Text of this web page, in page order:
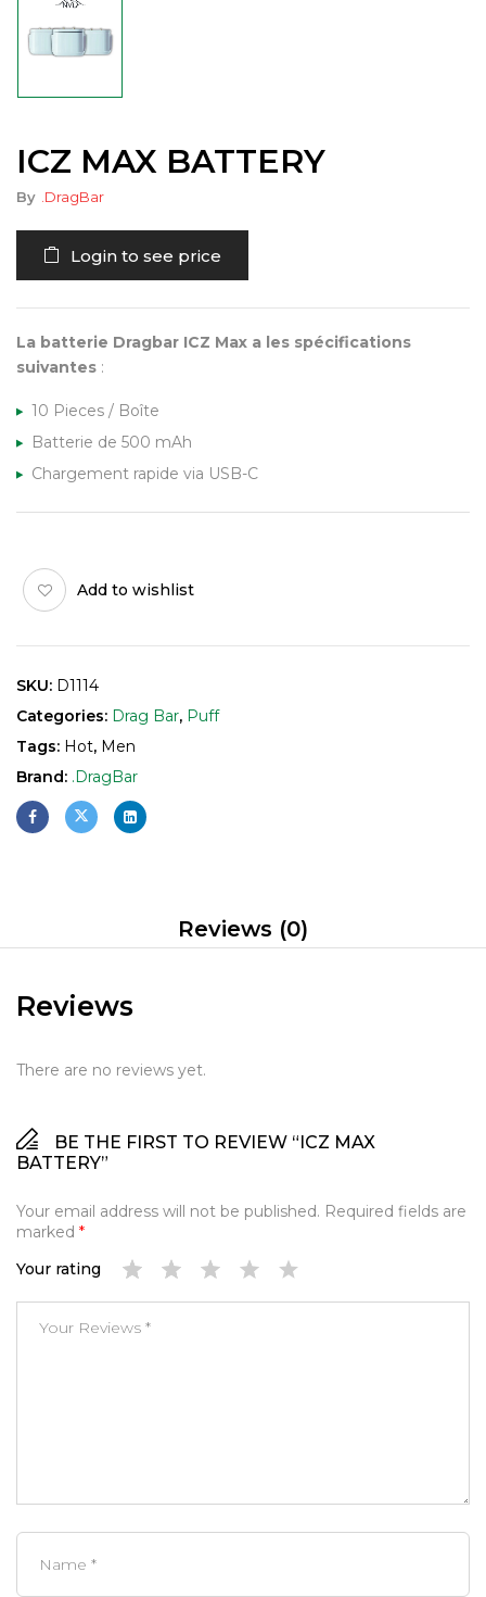
ICZ MAX BATTERY
By .DragBar
Login to see price
La batterie Dragbar ICZ Max a les spécifications
suivantes :
10 Pieces / Boîte
Batterie de 500 mAh
Chargement rapide via USB-C
Add to wishlist
SKU: D1114
Categories: Drag Bar, Puff
Tags: Hot, Men
Brand: .DragBar
Reviews (0)
Reviews
There are no reviews yet.
BE THE FIRST TO REVIEW “ICZ MAX
BATTERY”
Your email address will not be published. Required fields are
marked *
Your rating